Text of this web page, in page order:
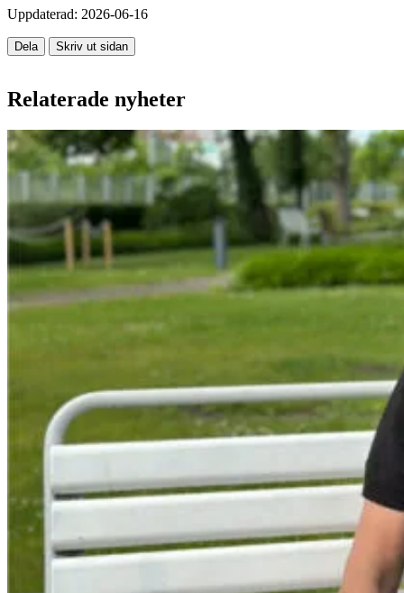
Uppdaterad: 2026-06-16
Dela Skriv ut sidan
Relaterade nyheter